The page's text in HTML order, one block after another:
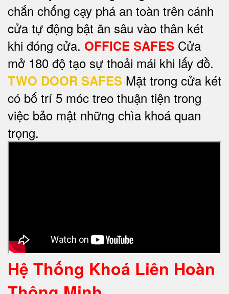
chắn chống cạy phá an toàn trên cánh
cửa tự động bật ăn sâu vào thân két
khi đóng cửa. OFFICE SAFES Cửa
mở 180 độ tạo sự thoải mái khi lấy đồ.
TWO DOOR SAFES Mặt trong cửa két
có bố trí 5 móc treo thuận tiện trong
việc bảo mật những chìa khoá quan
trọng.
Hệ Thống Khoá Liên Hoàn